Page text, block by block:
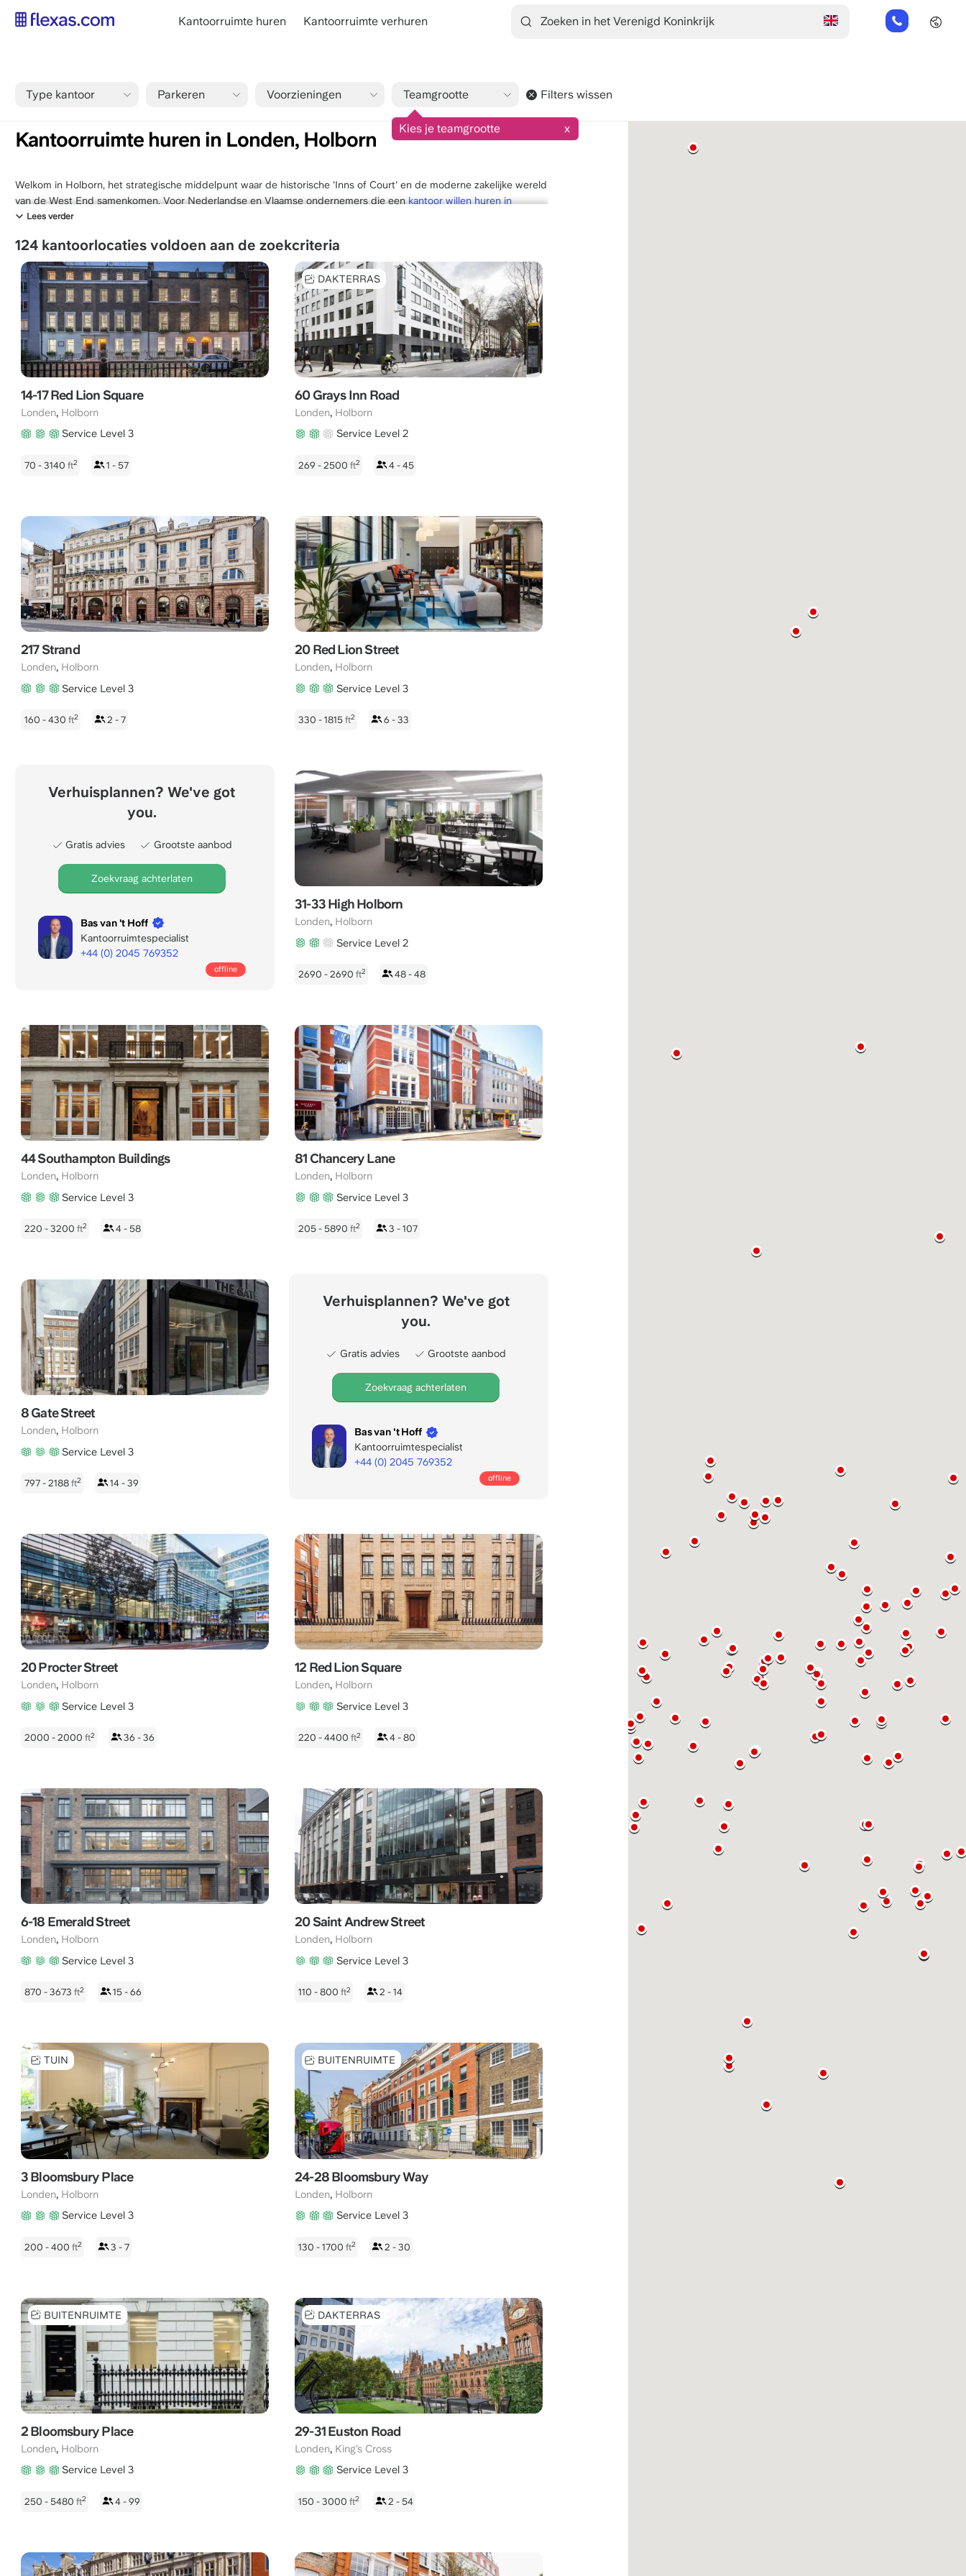
Overslaan
main
Kantoorruimte huren Kantoorruimte verhuren
+44
(0)
Kruimelpad
Home Londen Kantoorruimte huren in Londen, Holborn 9.1/10 1545 beoordelingen
Kantoorruimte huren in Londen, Holborn
Welkom in Holborn, het strategische middelpunt waar de historische 'Inns of Court' en de moderne zakelijke wereld
van de West End samenkomen. Voor Nederlandse en Vlaamse ondernemers die eenkantoor willen huren in
Londen, biedt Holborn een uiterst centrale en professionele locatie. De wijk staat van oudsher bekend als het
academische top. Een kantoor in Holborn biedt de perfecte balans tussen de formele uitstraling van de advocatuur
en de dynamische energie van de creatieve sector.
Lees verder
Type kantoor Parkeren Voorzieningen
Kies je teamgrootte x
Teamgrootte Filters wissen
124 kantoorlocaties voldoen aan de zoekcriteria
14-17 Red Lion Square
Londen, Holborn
Service Level 3
70 - 3140 ft2 1 - 57
DAKTERRAS
60 Grays Inn Road
Londen, Holborn
Service Level 2
269 - 2500 ft2 4 - 45
217 Strand
Londen, Holborn
Service Level 3
160 - 430 ft2 2 - 7
20 Red Lion Street
Londen, Holborn
Service Level 3
330 - 1815 ft2 6 - 33
Verhuisplannen? We've got
you.
Gratis advies Grootste aanbod
Zoekvraag achterlaten
Bas van 't Hoff
Kantoorruimtespecialist
offline
+44 (0) 2045 769352
22:00
CET
31-33 High Holborn
Londen, Holborn
Service Level 2
2690 - 2690 ft2 48 - 48
44 Southampton Buildings
Londen, Holborn
Service Level 3
220 - 3200 ft2 4 - 58
81 Chancery Lane
Londen, Holborn
Service Level 3
205 - 5890 ft2 3 - 107
8 Gate Street
Londen, Holborn
Service Level 3
797 - 2188 ft2 14 - 39
Verhuisplannen? We've got
you.
Gratis advies Grootste aanbod
Zoekvraag achterlaten
Bas van 't Hoff
Kantoorruimtespecialist
offline
+44 (0) 2045 769352
22:00
CET
20 Procter Street
Londen, Holborn
Service Level 3
2000 - 2000 ft2 36 - 36
12 Red Lion Square
Londen, Holborn
Service Level 3
220 - 4400 ft2 4 - 80
6-18 Emerald Street
Londen, Holborn
Service Level 3
870 - 3673 ft2 15 - 66
20 Saint Andrew Street
Londen, Holborn
Service Level 3
110 - 800 ft2 2 - 14
TUIN
3 Bloomsbury Place
Londen, Holborn
Service Level 3
200 - 400 ft2 3 - 7
BUITENRUIMTE
24-28 Bloomsbury Way
Londen, Holborn
Service Level 3
130 - 1700 ft2 2 - 30
BUITENRUIMTE
2 Bloomsbury Place
Londen, Holborn
Service Level 3
250 - 5480 ft2 4 - 99
DAKTERRAS
29-31 Euston Road
Londen, King’s Cross
Service Level 3
150 - 3000 ft2 2 - 54